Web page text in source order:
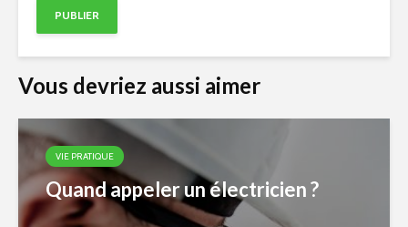
Vous devriez aussi aimer
VIE PRATIQUE
Quand appeler un électricien ?